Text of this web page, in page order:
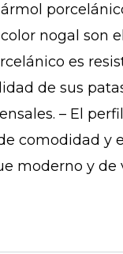
nogal son
es
de sus
– El
comodidad y
moderno y